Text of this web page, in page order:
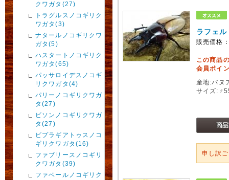
クワガタ(27)
トラグルスノコギリク
ワガタ(3)
ナタールノコギリクワ
ガタ(5)
ハスタートノコギリク
ワガタ(65)
パッサロイデスノコギ
リクワガタ(4)
パリーノコギリクワガ
タ(27)
ビソンノコギリクワガ
タ(27)
ビプラギアトゥスノコ
ギリクワガタ(16)
ファブリースノコギリ
クワガタ(39)
ファベールノコギリク
ラフェ
販売価格
この商品
会員ポイ
産地:バヌ
サイズ
申し訳